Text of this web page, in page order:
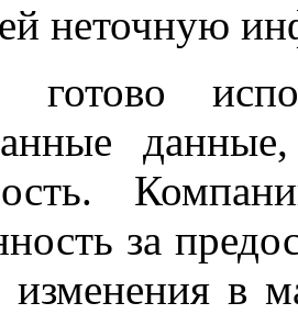
неточную
готово
за
изменения в